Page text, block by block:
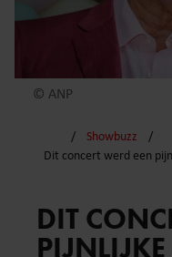
© ANP
Showbuzz
Dit concert werd een
DIT